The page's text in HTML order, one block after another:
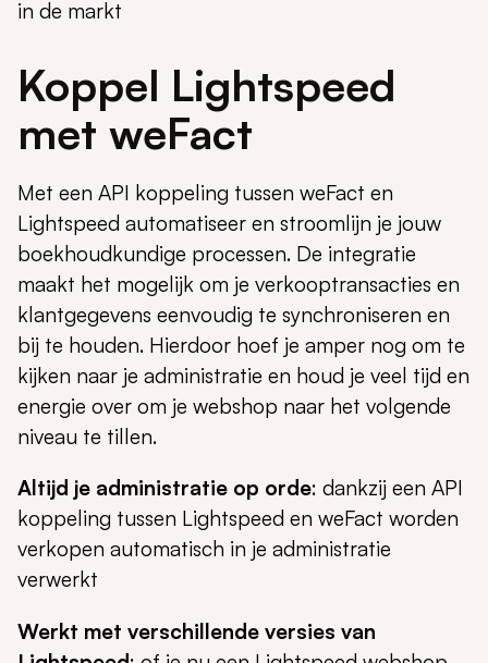
in de markt
Koppel Lightspeed
met weFact
Met een API koppeling tussen weFact en
Lightspeed automatiseer en stroomlijn je jouw
boekhoudkundige processen. De integratie
maakt het mogelijk om je verkooptransacties en
klantgegevens eenvoudig te synchroniseren en
bij te houden. Hierdoor hoef je amper nog om te
kijken naar je administratie en houd je veel tijd en
energie over om je webshop naar het volgende
niveau te tillen.
Altijd je administratie op orde: dankzij een API
koppeling tussen Lightspeed en weFact worden
verkopen automatisch in je administratie
verwerkt
Werkt met verschillende versies van